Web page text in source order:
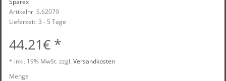
Sparex
Artikelnr. S.62079
Lieferzeit: 3 - 5 Tage
44.21€ *
* inkl. 19% MwSt. zzgl. Versandkosten
Menge